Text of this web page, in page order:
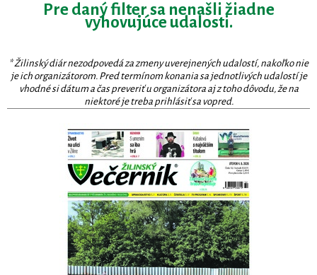
Pre daný filter sa nenašli žiadne
vyhovujúce udalosti.
* Žilinský diár nezodpovedá za zmeny uverejnených udalostí, nakoľko nie
je ich organizátorom. Pred termínom konania sa jednotlivých udalostí je
vhodné si dátum a čas preveriť u organizátora aj z toho dôvodu, že na
niektoré je treba prihlásiť sa vopred.